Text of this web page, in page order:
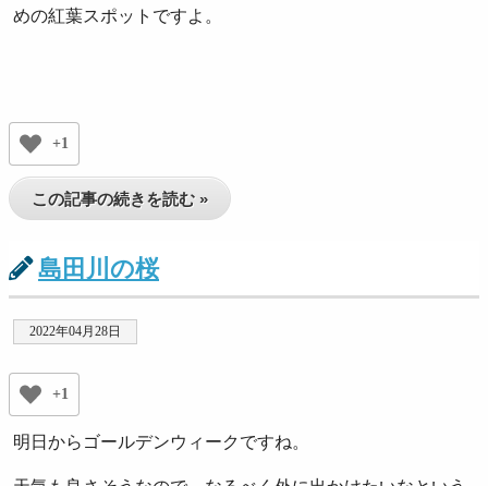
めの紅葉スポットですよ。
+1
この記事の続きを読む »
島田川の桜
2022年04月28日
+1
明日からゴールデンウィークですね。